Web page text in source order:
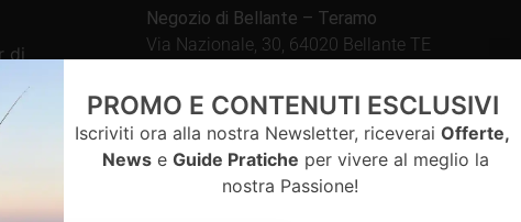
di
contatti
Negozio di Bellante – Teramo
Via Nazionale, 30, 64020 Bellante TE
09.00 – 13.00 / 15.30 – 19.30
PROMO E CONTENUTI ESCLUSIVI
Iscriviti ora alla nostra Newsletter, riceverai Offerte,
Newse Guide Pratiche per vivere al meglio la
nostra Passione!